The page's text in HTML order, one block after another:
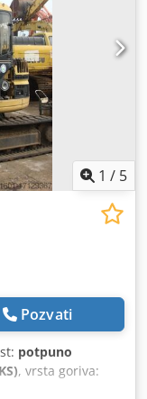
1 / 5
Pozvati
potpuno
, vrsta goriva: